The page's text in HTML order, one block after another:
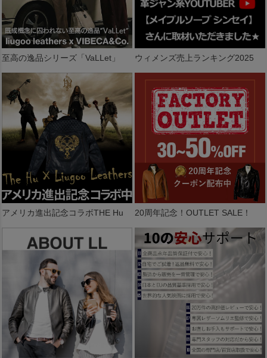
至高の逸品シリーズ「VaLLet」 ウィメンズ売上ランキング2025
アメリカ進出記念コラボTHE Hu 20周年記念！OUTLET SALE！